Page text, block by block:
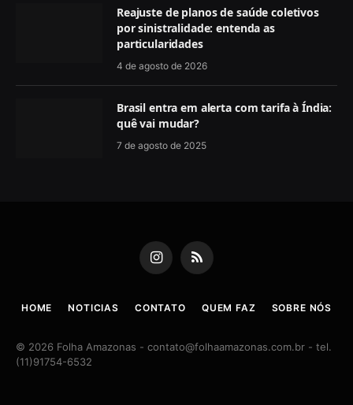
Reajuste de planos de saúde coletivos
por sinistralidade: entenda as
particularidades
4 de agosto de 2026
Brasil entra em alerta com tarifa à Índia:
quê vai mudar?
7 de agosto de 2025
InstagramRSS
HOME NOTICIAS CONTATO QUEM FAZ SOBRE NÓS
© 2026 Folha Amazonas - contato@folhaamazonas.com.br - tel.
(11)91754-6532